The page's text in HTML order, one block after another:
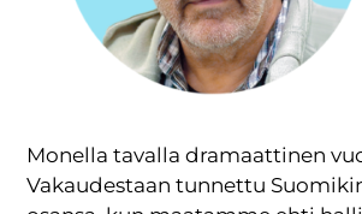
Monella tavalla dramaattinen
Vakaudestaan tunnettu